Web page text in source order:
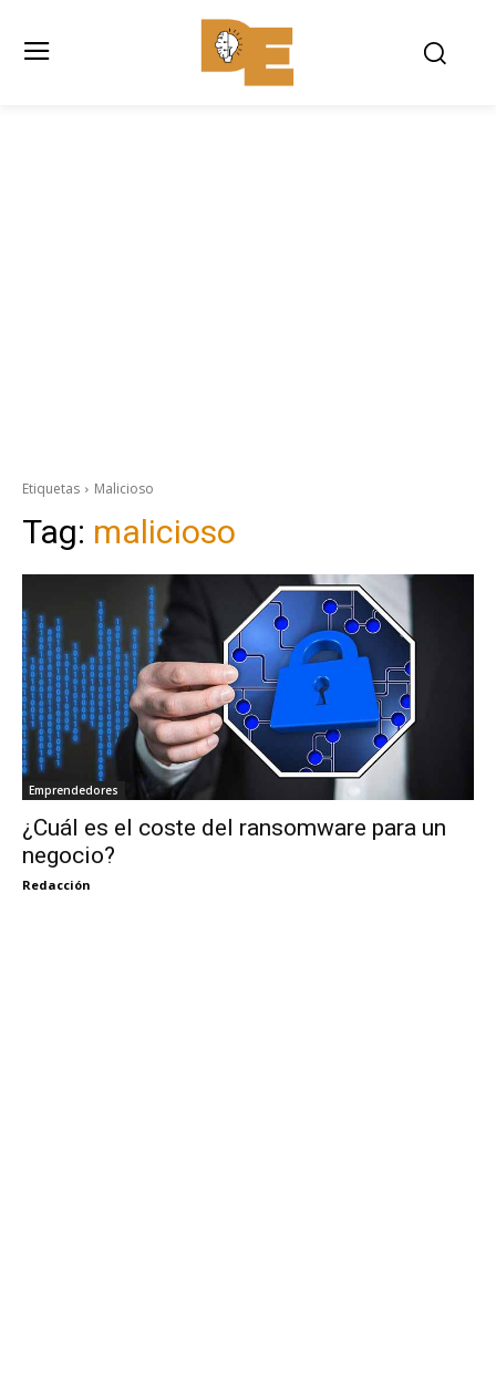
Etiquetas Malicioso
Tag: malicioso
Emprendedores
¿Cuál es el coste del ransomware para un
negocio?
Redacción